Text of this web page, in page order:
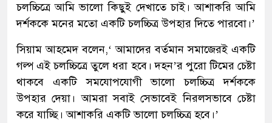
চলচ্চিত্রে আমি ভালো কিছুই দেখাতে চাই। আশাকরি আমি
দর্শককে মনের মতো একটি চলচ্চিত্র উপহার দিতে পারবো।’
সিয়াম আহমেদ বলেন,‘ আমাদের বর্তমান সমাজেরই একটি
গল্প এই চলচ্চিত্রে তুলে ধরা হবে। দহন’র পুরো টিমের চেষ্টা
থাকবে একটি সমযোপযোগী ভালো চলচ্চিত্র দর্শককে
উপহার দেয়া। আমরা সবাই সেভাবেই নিরলসভাবে চেষ্টা
করে যাচ্ছি। আশাকরি একটি ভালো চলচ্চিত্র হবে।’